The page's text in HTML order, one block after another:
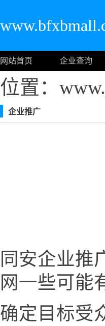
网站首页 企业查询
位置：
企业推广
同安企业推
网一些可能
确定目标受